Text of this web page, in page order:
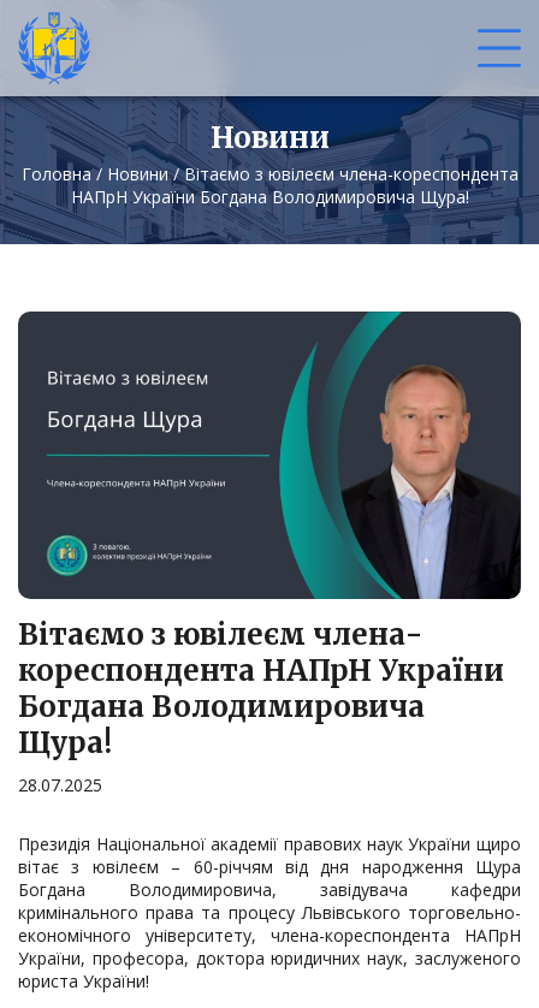
Новини
Головна/ Новини/Вітаємо з ювілеєм члена-кореспондента
НАПрН України Богдана Володимировича Щура!
Вітаємо з ювілеєм члена-
кореспондента НАПрН України
Богдана Володимировича
Щура!
28.07.2025
Президія Національної академії правових наук України щиро
вітає з ювілеєм – 60-річчям від дня народження Щура
Богдана Володимировича, завідувача кафедри
кримінального права та процесу Львівського торговельно-
економічного університету, члена-кореспондента НАПрН
України, професора, доктора юридичних наук, заслуженого
юриста України!